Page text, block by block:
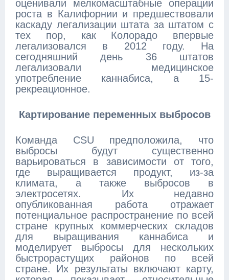
оценивали мелкомасштабные операции
роста в Калифорнии и предшествовали
каскаду легализации штата за штатом с
тех пор, как Колорадо впервые
легализовался в 2012 году. На
сегодняшний день 36 штатов
легализовали медицинское
употребление каннабиса, а 15-
рекреационное.
Картирование переменных выбросов
Команда CSU предположила, что
выбросы будут существенно
варьироваться в зависимости от того,
где выращивается продукт, из-за
климата, а также выбросов в
электросетях. Их недавно
опубликованная работа отражает
потенциальное распространение по всей
стране крупных коммерческих складов
для выращивания каннабиса и
моделирует выбросы для нескольких
быстрорастущих районов по всей
стране. Их результаты включают карту,